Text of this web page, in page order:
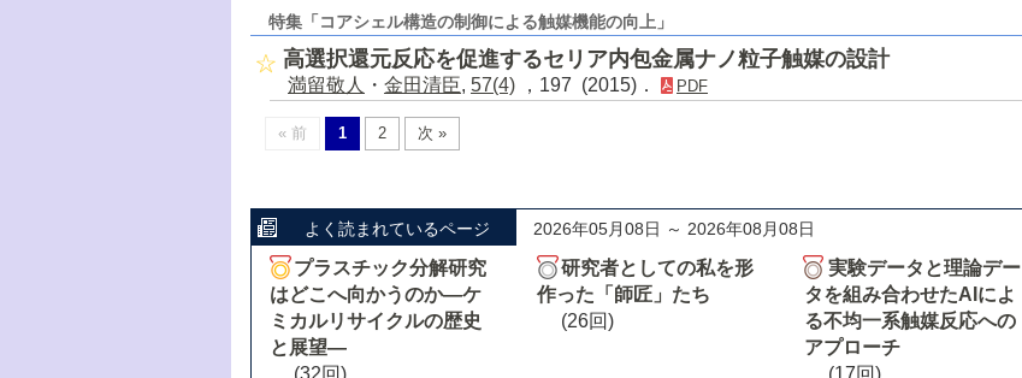
特集「コアシェル構造の制御による触媒機能の向上」
高選択還元反応を促進するセリア内包金属ナノ粒子触媒の設計
満留敬人 ・ 金田清臣, 57(4) ，197 (2015)． PDF
« 前 1 2 次 »
よく読まれているページ 2026年05月08日 ～ 2026年08月08日
プラスチック分解研究
はどこへ向かうのか―ケ
ミカルリサイクルの歴史
と展望―
研究者としての私を形
作った「師匠」たち
(26回)
実験データと理論デー
タを組み合わせたAIによ
る不均一系触媒反応への
アプローチ